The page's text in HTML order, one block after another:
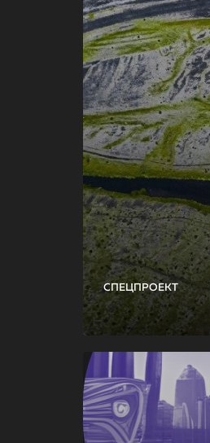
СПЕЦПРОЕКТ